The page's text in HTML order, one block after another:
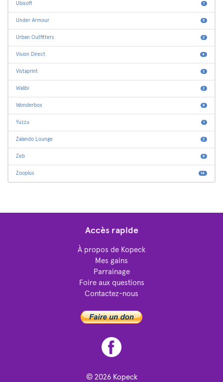
Ubisoft 1
Under Armour 5
Urban Outfitters 2
Vision Direct 4
Vistaprint 2
Walibi 2
Wonderbox 8
Yuzzu 1
Zalando Lounge 2
Zeb 8
Zooplus 14
Accès rapide
À propos de Kopeck
Mes gains
Parrainage
Foire aux questions
Contactez-nous
© 2026 Kopeck